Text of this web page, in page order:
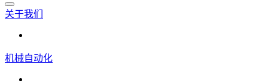
关于我们
机械自动化